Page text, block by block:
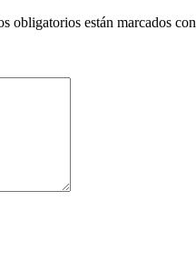
obligatorios están marcados con